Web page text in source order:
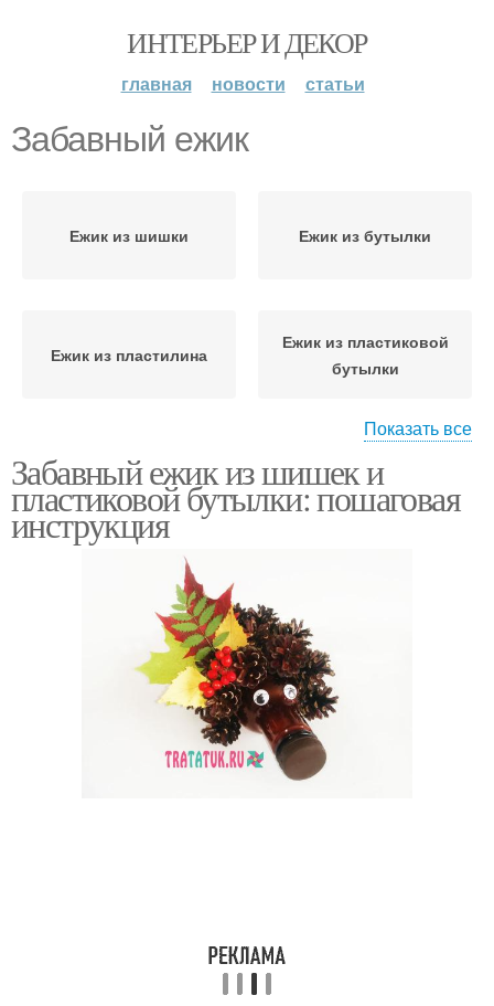
ИНТЕРЬЕР И ДЕКОР
главная новости статьи
Забавный ежик
Ежик из шишки Ежик из бутылки
Ежик из пластилина
Ежик из пластиковой
бутылки
Ежик из пластиковых
бутылок
Большой ежик
Ежик с колючками
Ежик из донышка Двуногий ежик
Показать все
Забавный ежик из шишек и
пластиковой бутылки: пошаговая
инструкция